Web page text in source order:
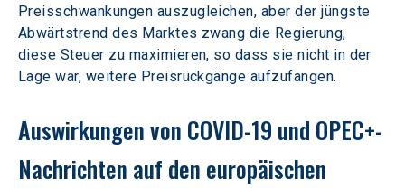
Preisschwankungen auszugleichen, aber der jüngste
Abwärtstrend des Marktes zwang die Regierung,
diese Steuer zu maximieren, so dass sie nicht in der
Lage war, weitere Preisrückgänge aufzufangen.
Auswirkungen von COVID-19 und OPEC+-
Nachrichten auf den europäischen